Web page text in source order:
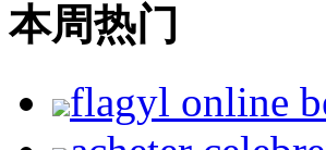
本周热门
flagyl online